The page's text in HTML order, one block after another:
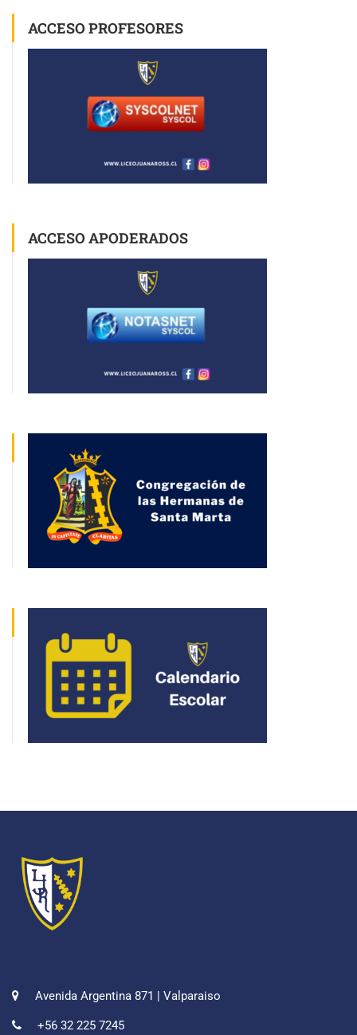
ACCESO PROFESORES
ACCESO APODERADOS
Avenida Argentina 871 | Valparaiso
+56 32 225 7245